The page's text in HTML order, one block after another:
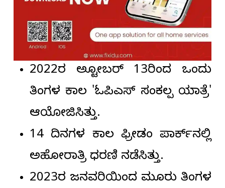
2022ರ ಅಕ್ಟೋಬರ್ 13ರಿಂದ ಒಂದು
ತಿಂಗಳ ಕಾಲ 'ಓಪಿಎಸ್ ಸಂಕಲ್ಪ ಯಾತ್ರೆ'
ಆಯೋಜಿಸಿತ್ತು.
14 ದಿನಗಳ ಕಾಲ ಫ್ರೀಡಂ ಪಾರ್ಕ್‌ನಲ್ಲಿ
ಅಹೋರಾತ್ರಿ ಧರಣಿ ನಡೆಸಿತ್ತು.
2023ರ ಜನವರಿಯಿಂದ ಮೂರು ತಿಂಗಳ